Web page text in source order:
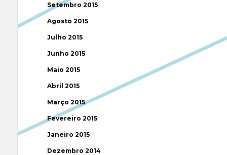
Setembro 2015
Agosto 2015
Julho 2015
Junho 2015
Maio 2015
Abril 2015
Março 2015
Fevereiro 2015
Janeiro 2015
Dezembro 2014